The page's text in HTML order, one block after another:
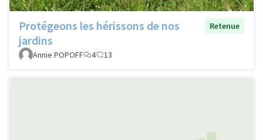
Protégeons les hérissons de nos
jardins
Retenue
Annie POPOFF 4 13